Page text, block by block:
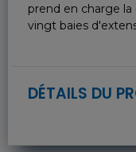
prend en charge
vingt baies
DÉTAILS DU